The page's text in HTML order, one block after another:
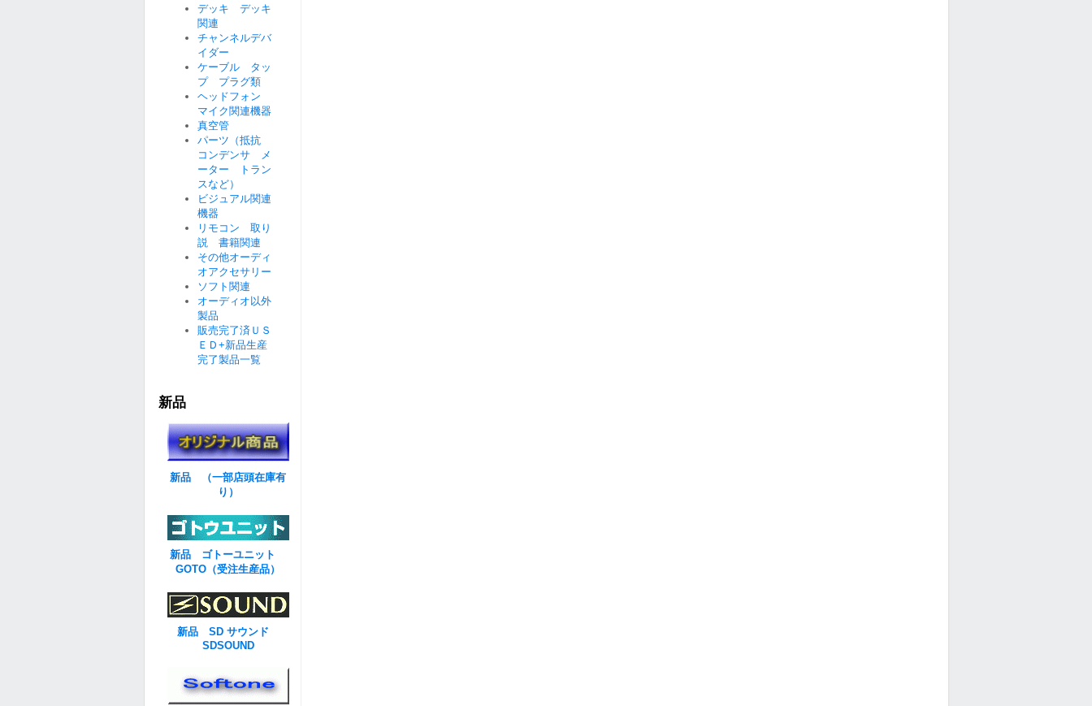
デッキ デッキ
関連
チャンネルデバ
イダー
ケーブル タッ
プ プラグ類
ヘッドフォン
マイク関連機器
真空管
パーツ（抵抗
コンデンサ メ
ーター トラン
スなど）
ビジュアル関連
機器
リモコン 取り
説 書籍関連
その他オーディ
オアクセサリー
ソフト関連
オーディオ以外
製品
販売完了済ＵＳ
ＥＤ+新品生産
完了製品一覧
新品
新品 （一部店頭在庫有
り）
新品 ゴトーユニット
GOTO（受注生産品）
新品 SD サウンド
SDSOUND